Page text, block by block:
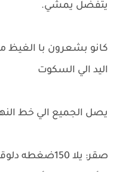
يتفضل يمشي.
كانو بشعرون با الغيظ
اليد الي السكوت
يصل الجميع الي خط
صقر: يلا 150ضغطه دلوقتي